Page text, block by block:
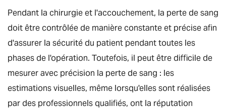
Pendant la chirurgie et l'accouchement, la perte de sang
doit être contrôlée de manière constante et précise afin
d'assurer la sécurité du patient pendant toutes les
phases de l'opération. Toutefois, il peut être difficile de
mesurer avec précision la perte de sang : les
estimations visuelles, même lorsqu'elles sont réalisées
par des professionnels qualifiés, ont la réputation